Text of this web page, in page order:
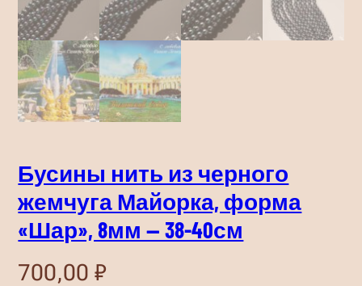
Бусины нить из черного
жемчуга Майорка, форма
«Шар», 8мм — 38-40см
700,00₽